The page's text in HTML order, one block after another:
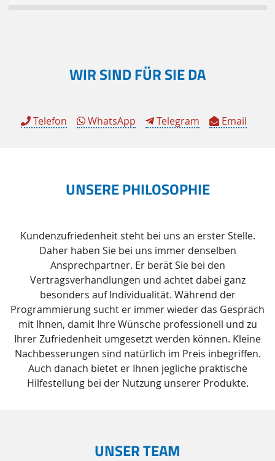
WIR SIND FÜR SIE DA
Telefon WhatsApp Telegram Email
UNSERE PHILOSOPHIE
Kundenzufriedenheit steht bei uns an erster Stelle.
Daher haben Sie bei uns immer denselben
Ansprechpartner. Er berät Sie bei den
Vertragsverhandlungen und achtet dabei ganz
besonders auf Individualität. Während der
Programmierung sucht er immer wieder das Gespräch
mit Ihnen, damit Ihre Wünsche professionell und zu
Ihrer Zufriedenheit umgesetzt werden können. Kleine
Nachbesserungen sind natürlich im Preis inbegriffen.
Auch danach bietet er Ihnen jegliche praktische
Hilfestellung bei der Nutzung unserer Produkte.
UNSER TEAM